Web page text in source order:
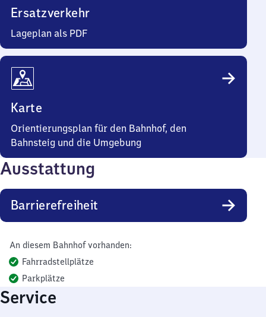
Ersatzverkehr
Lageplan als PDF
Karte
Orientierungsplan für den Bahnhof, den
Bahnsteig und die Umgebung
Ausstattung
Barrierefreiheit
An diesem Bahnhof vorhanden:
Fahrradstellplätze
Parkplätze
Service